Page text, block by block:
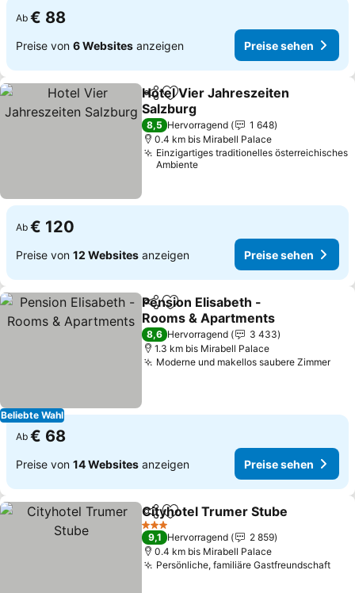
Ab € 88
Preise von 6 Websites anzeigen Preise sehen
TeilenZu Favoriten hinzufügen
Hotel Vier Jahreszeiten
Salzburg
Preise sehen
8,5 Hervorragend
1 648
0.4 km bis Mirabell Palace
Einzigartiges traditionelles österreichisches
Ambiente
Ab € 120
Preise von 12 Websites anzeigen Preise sehen
Beliebte Wahl
TeilenZu Favoriten hinzufügen
Pension Elisabeth -
Rooms & Apartments
Preise sehen
8,6 Hervorragend
3 433
1.3 km bis Mirabell Palace
Moderne und makellos saubere Zimmer
Ab € 68
Preise von 14 Websites anzeigen Preise sehen
TeilenZu Favoriten hinzufügen
Cityhotel Trumer Stube
3 Sterne
9,1 Hervorragend
2 859
0.4 km bis Mirabell Palace
Persönliche, familiäre Gastfreundschaft